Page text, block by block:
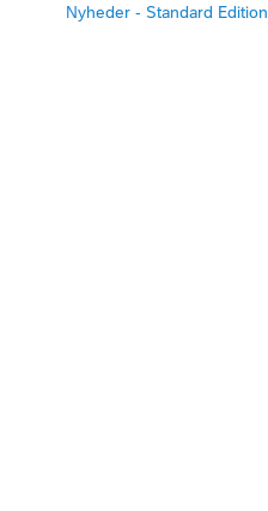
Nyheder - Standard Edition